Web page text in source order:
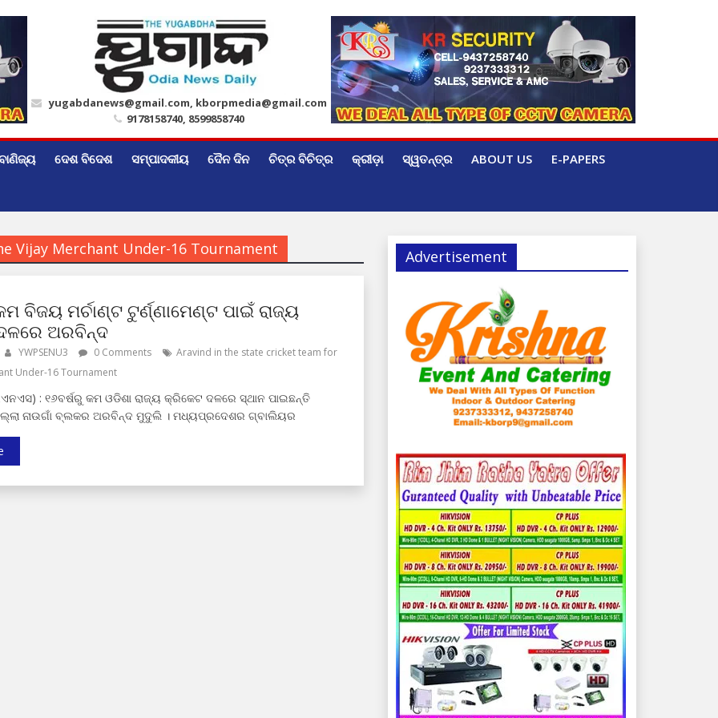
yugabdanews@gmail.com, kborpmedia@gmail.com
9178158740, 8599858740
ଦେଶ ବିଦେଶ ସମ୍ପାଦକୀୟ ଦୈନ ଦିନ ଚିତ୍ର ବିଚିତ୍ର କ୍ରୀଡ଼ା ସ୍ୱତନ୍ତ୍ର ABOUT US E-PAPERS
Vijay Merchant Under-16 Tournament
ବିଜୟ ମର୍ଚାଣ୍ଟ ଟୁର୍ଣ୍ଣାମେଣ୍ଟ ପାଇଁ ରାଜ୍ୟ
ଅରବିନ୍ଦ
YWPSENU3 0 Comments
Aravind in the state cricket team for
Under-16 Tournament
: ୧୬ବର୍ଷରୁ କମ ଓଡିଶା ରାଜ୍ୟ କ୍ରିକେଟ ଦଳରେ ସ୍ଥାନ ପାଇଛନ୍ତି
ନାଉଗାଁ ବ୍ଲକର ଅରବିନ୍ଦ ମୁଦୁଲି । ମଧ୍ୟପ୍ରଦେଶର ଗ୍ବାଲିୟର
Advertisement